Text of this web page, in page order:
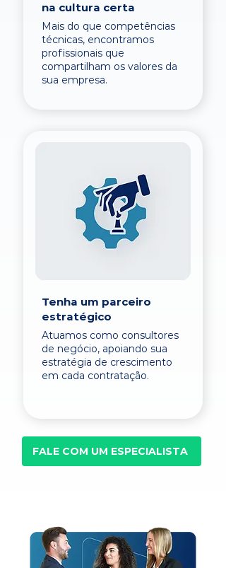
na cultura certa
Mais do que competências
técnicas, encontramos
profissionais que
compartilham os valores da
sua empresa.
Tenha um parceiro
estratégico
Atuamos como consultores
de negócio, apoiando sua
estratégia de crescimento
em cada contratação.
FALE COM UM ESPECIALISTA